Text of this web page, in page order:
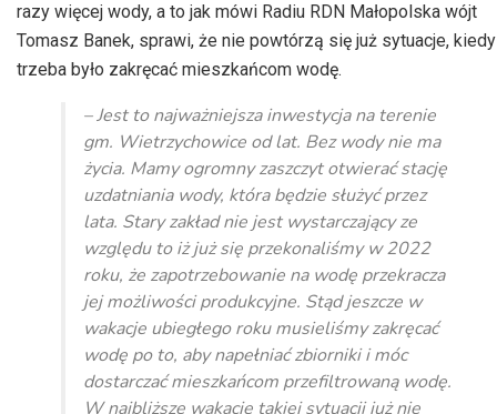
razy więcej wody, a to jak mówi Radiu RDN Małopolska wójt
Tomasz Banek, sprawi, że nie powtórzą się już sytuacje, kiedy
trzeba było zakręcać mieszkańcom wodę.
– Jest to najważniejsza inwestycja na terenie
gm. Wietrzychowice od lat. Bez wody nie ma
życia. Mamy ogromny zaszczyt otwierać stację
uzdatniania wody, która będzie służyć przez
lata. Stary zakład nie jest wystarczający ze
względu to iż już się przekonaliśmy w 2022
roku, że zapotrzebowanie na wodę przekracza
jej możliwości produkcyjne. Stąd jeszcze w
wakacje ubiegłego roku musieliśmy zakręcać
wodę po to, aby napełniać zbiorniki i móc
dostarczać mieszkańcom przefiltrowaną wodę.
W najbliższe wakacje takiej sytuacji już nie